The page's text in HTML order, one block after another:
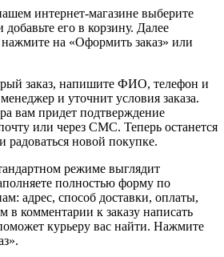
интернет-магазине выберите
его в корзину. Далее
на «Оформить заказ» или
заказ, напишите ФИО, телефон и
и уточнит условия заказа.
вам придет подтверждение
или через СМС. Теперь останется
радоваться новой покупке.
режиме выглядит
полностью форму по
адрес, способ доставки, оплаты,
в комментарии к заказу написать
курьеру вас найти. Нажмите